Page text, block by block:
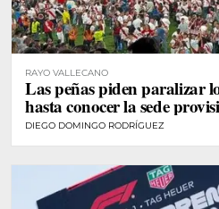
RAYO VALLECANO
Las peñas piden paralizar
hasta conocer la sede
DIEGO DOMINGO RODRÍGUEZ